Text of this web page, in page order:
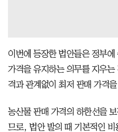
이번에 등장한 법안들은 정부
가격을 유지하는 의무를 지우
격과 관계없이 최저 판매 가격
농산물 판매 가격의 하한선을
므로, 법안 발의 때 기본적인